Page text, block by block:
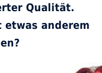
Qualität.
anderem